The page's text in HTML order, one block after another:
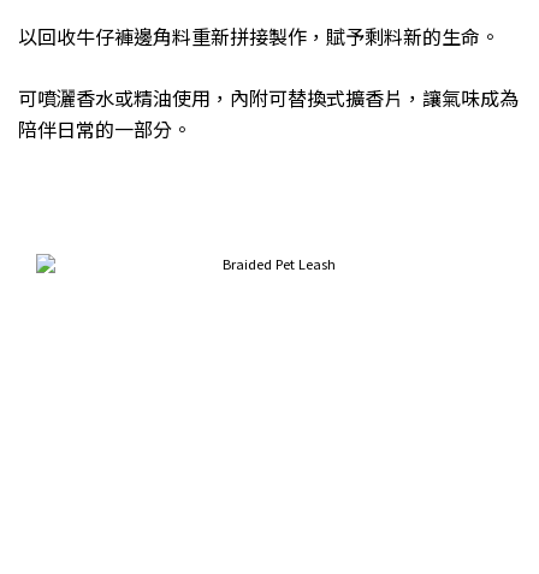
以回收牛仔褲邊角料重新拼接製作，賦予剩料新的生命。
可噴灑香水或精油使用，內附可替換式擴香片，讓氣味成為
陪伴日常的一部分。